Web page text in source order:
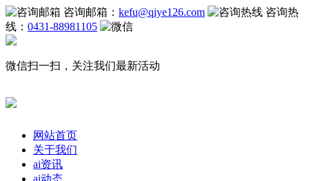
咨询邮箱： kefu@qiye126.com
咨询热
线： 0431-88981105
微信扫一扫，关注我们最新活动
网站首页
关于我们
ai资讯
ai动态